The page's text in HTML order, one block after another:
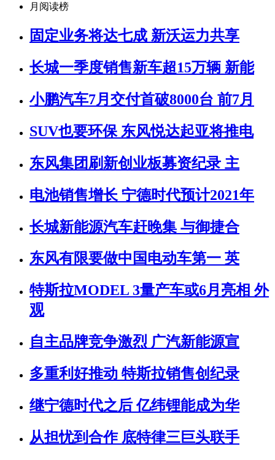
月阅读榜
固定业务将达七成 新沃运力共享
长城一季度销售新车超15万辆 新能
小鹏汽车7月交付首破8000台 前7月
SUV也要环保 东风悦达起亚将推电
东风集团刷新创业板募资纪录 主
电池销售增长 宁德时代预计2021年
长城新能源汽车赶晚集 与御捷合
东风有限要做中国电动车第一 英
特斯拉MODEL 3量产车或6月亮相 外
观
自主品牌竞争激烈 广汽新能源宣
多重利好推动 特斯拉销售创纪录
继宁德时代之后 亿纬锂能成为华
从担忧到合作 底特律三巨头联手